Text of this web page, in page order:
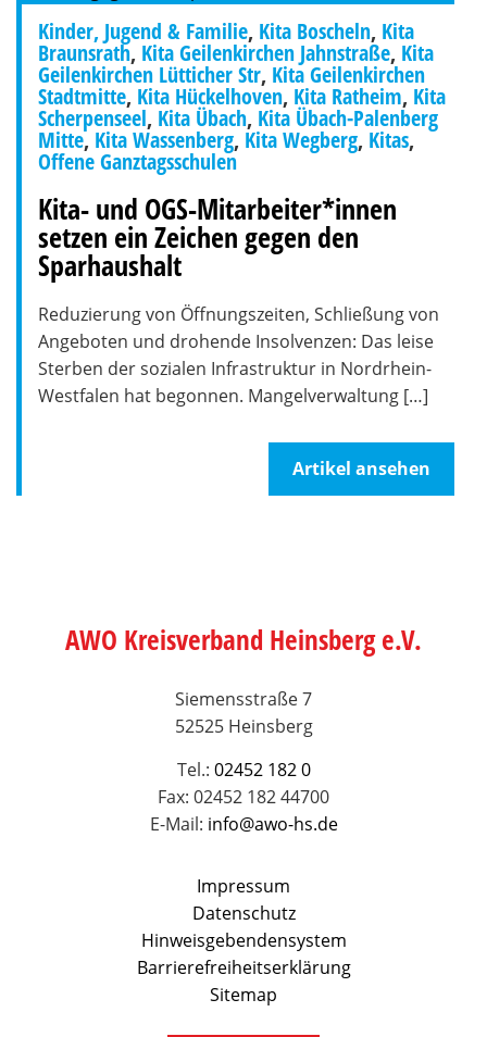
Kinder, Jugend & Familie, Kita Boscheln, Kita
Braunsrath, Kita Geilenkirchen Jahnstraße, Kita
Geilenkirchen Lütticher Str, Kita Geilenkirchen
Stadtmitte, Kita Hückelhoven, Kita Ratheim, Kita
Scherpenseel, Kita Übach, Kita Übach-Palenberg
Mitte, Kita Wassenberg, Kita Wegberg, Kitas,
Offene Ganztagsschulen
Kita- und OGS-Mitarbeiter*innen
setzen ein Zeichen gegen den
Sparhaushalt
Reduzierung von Öffnungszeiten, Schließung von
Angeboten und drohende Insolvenzen: Das leise
Sterben der sozialen Infrastruktur in Nordrhein-
Westfalen hat begonnen. Mangelverwaltung […]
Artikel ansehen
AWO Kreisverband Heinsberg e.V.
Siemensstraße 7
52525 Heinsberg
Tel.: 02452 182 0
Fax: 02452 182 44700
E-Mail: info@awo-hs.de
Impressum
Datenschutz
Hinweisgebendensystem
Barrierefreiheitserklärung
Sitemap